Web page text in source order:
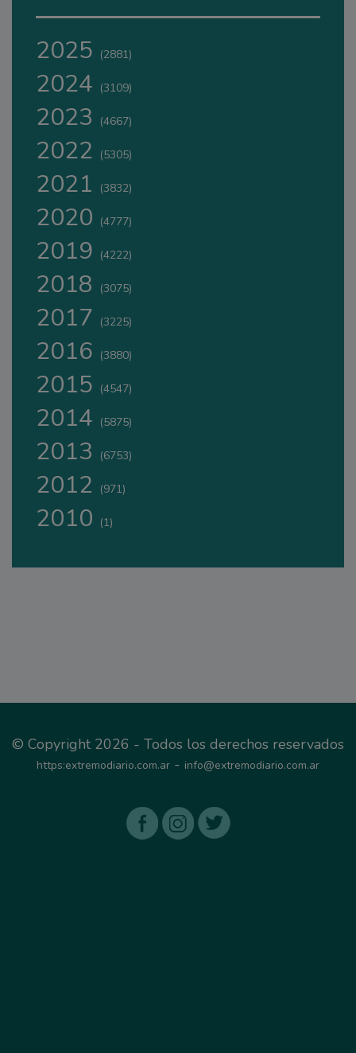
2025 (2881)
2024 (3109)
2023 (4667)
2022 (5305)
2021 (3832)
2020 (4777)
2019 (4222)
2018 (3075)
2017 (3225)
2016 (3880)
2015 (4547)
2014 (5875)
2013 (6753)
2012 (971)
2010 (1)
© Copyright 2026 - Todos los derechos reservados
https:extremodiario.com.ar - info@extremodiario.com.ar